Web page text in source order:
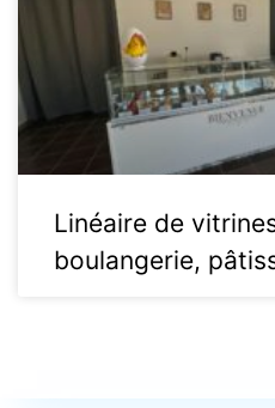
Linéaire de
boulangerie,